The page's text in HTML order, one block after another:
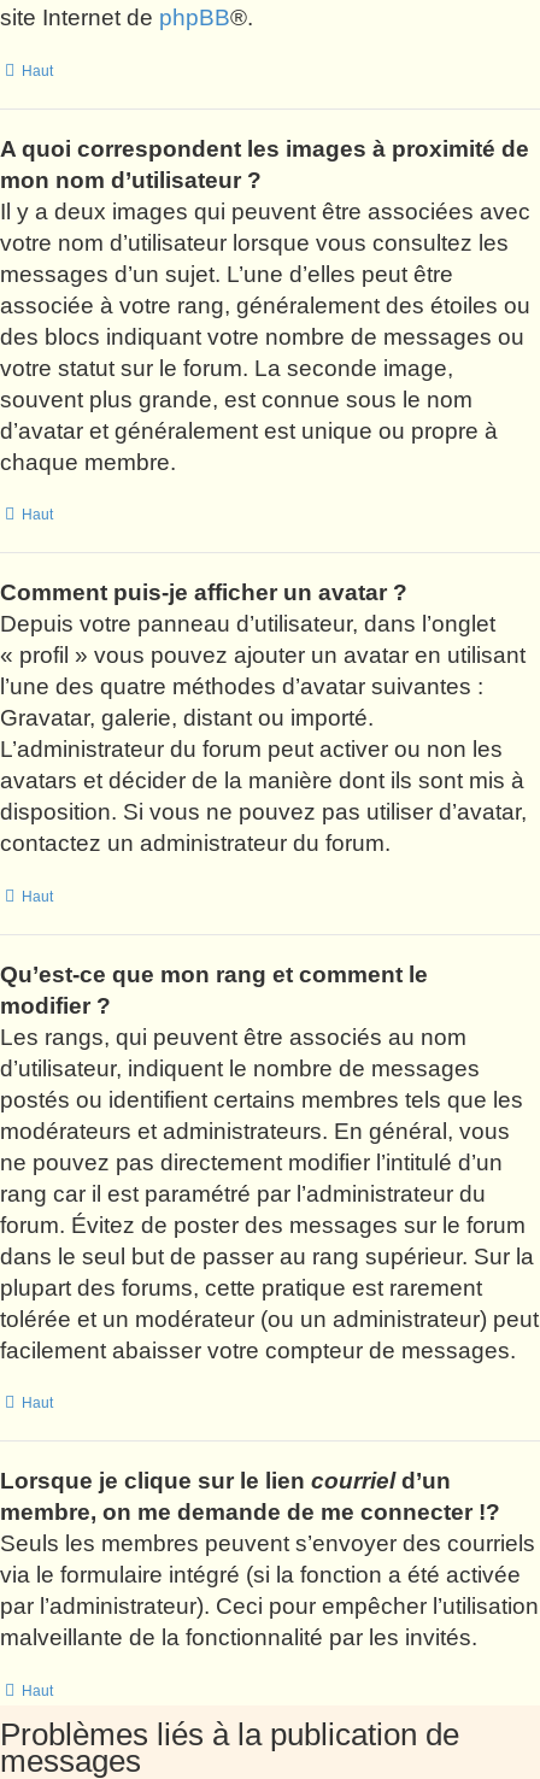
site Internet de phpBB®.
Haut
A quoi correspondent les images à proximité de
mon nom d’utilisateur ?
Il y a deux images qui peuvent être associées avec
votre nom d’utilisateur lorsque vous consultez les
messages d’un sujet. L’une d’elles peut être
associée à votre rang, généralement des étoiles ou
des blocs indiquant votre nombre de messages ou
votre statut sur le forum. La seconde image,
souvent plus grande, est connue sous le nom
d’avatar et généralement est unique ou propre à
chaque membre.
Haut
Comment puis-je afficher un avatar ?
Depuis votre panneau d’utilisateur, dans l’onglet
« profil » vous pouvez ajouter un avatar en utilisant
l’une des quatre méthodes d’avatar suivantes :
Gravatar, galerie, distant ou importé.
L’administrateur du forum peut activer ou non les
avatars et décider de la manière dont ils sont mis à
disposition. Si vous ne pouvez pas utiliser d’avatar,
contactez un administrateur du forum.
Haut
Qu’est-ce que mon rang et comment le
modifier ?
Les rangs, qui peuvent être associés au nom
d’utilisateur, indiquent le nombre de messages
postés ou identifient certains membres tels que les
modérateurs et administrateurs. En général, vous
ne pouvez pas directement modifier l’intitulé d’un
rang car il est paramétré par l’administrateur du
forum. Évitez de poster des messages sur le forum
dans le seul but de passer au rang supérieur. Sur la
plupart des forums, cette pratique est rarement
tolérée et un modérateur (ou un administrateur) peut
facilement abaisser votre compteur de messages.
Haut
Lorsque je clique sur le lien courrield’un
membre, on me demande de me connecter !?
Seuls les membres peuvent s’envoyer des courriels
via le formulaire intégré (si la fonction a été activée
par l’administrateur). Ceci pour empêcher l’utilisation
malveillante de la fonctionnalité par les invités.
Haut
Problèmes liés à la publication de
messages